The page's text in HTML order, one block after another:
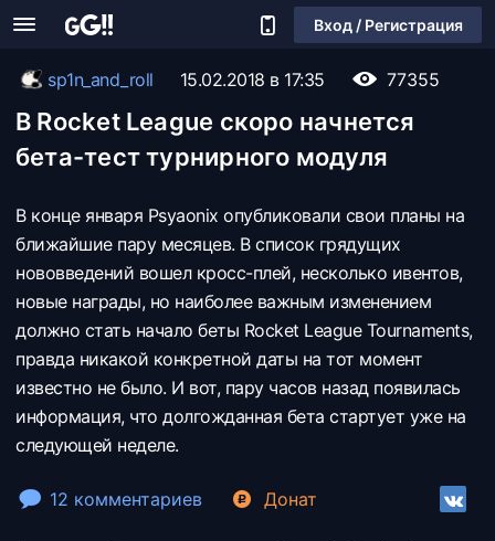
Вход / Регистрация
sp1n_and_roll 15.02.2018 в 17:35 77355
В Rocket League скоро начнется
бета-тест турнирного модуля
В конце января Psyaonix опубликовали свои планы на
ближайшие пару месяцев. В список грядущих
нововведений вошел кросс-плей, несколько ивентов,
новые награды, но наиболее важным изменением
должно стать начало беты Rocket League Tournaments,
правда никакой конкретной даты на тот момент
известно не было. И вот, пару часов назад появилась
информация, что долгожданная бета стартует уже на
следующей неделе.
12 комментариев Донат